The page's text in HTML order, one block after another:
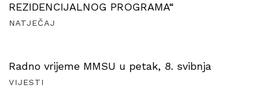
REZIDENCIJALNOG PROGRAMA“
NATJEČAJ
Radno vrijeme MMSU u petak, 8. svibnja
VIJESTI